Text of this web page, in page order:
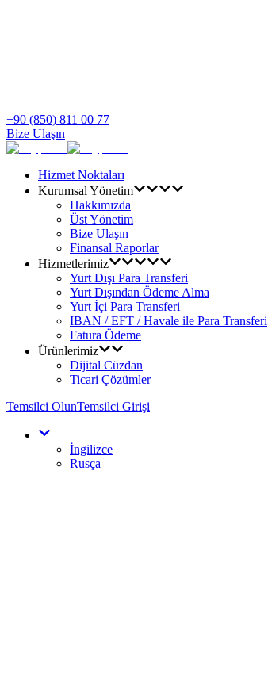
+90 (850) 811 00 77
Bize Ulaşın
Hizmet Noktaları
Kurumsal Yönetim
Hakkımızda
Üst Yönetim
Bize Ulaşın
Finansal Raporlar
Hizmetlerimiz
Yurt Dışı Para Transferi
Yurt Dışından Ödeme Alma
Yurt İçi Para Transferi
IBAN / EFT / Havale ile Para Transferi
Fatura Ödeme
Ürünlerimiz
Dijital Cüzdan
Ticari Çözümler
Temsilci OlunTemsilci Girişi
İngilizce
Rusça